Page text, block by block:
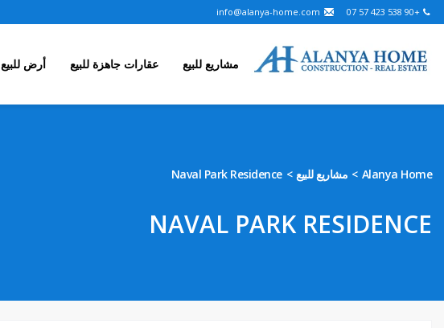
+90 538 423 57 07
مشاريع للبيع عقارات جاهزة للبيع أرض للبيع
Alanya Home مشاريع للبيع Naval Park Residence
NAVAL PARK RESIDENCE